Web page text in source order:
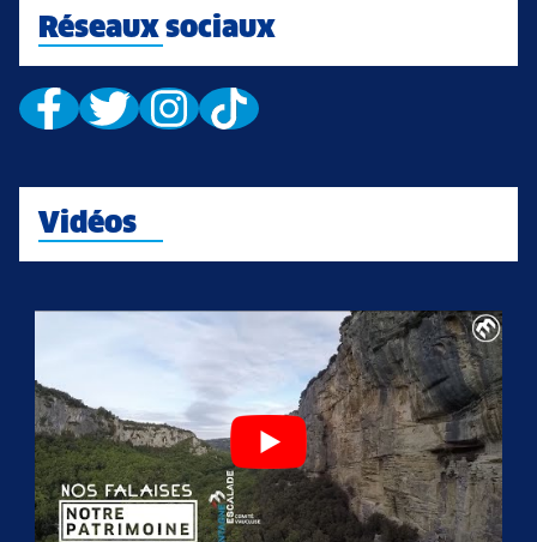
Réseaux sociaux
Vidéos